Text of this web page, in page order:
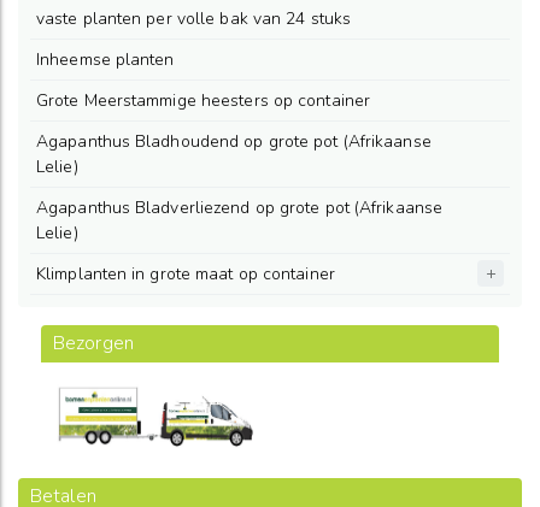
vaste planten per volle bak van 24 stuks
Inheemse planten
Grote Meerstammige heesters op container
Agapanthus Bladhoudend op grote pot (Afrikaanse
Lelie)
Agapanthus Bladverliezend op grote pot (Afrikaanse
Lelie)
Klimplanten in grote maat op container
Bezorgen
Betalen